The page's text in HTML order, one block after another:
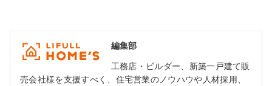
編集部
工務店・ビルダー、新築一戸建て販
売会社様を支援すべく、住宅営業のノウハウや人材採用、